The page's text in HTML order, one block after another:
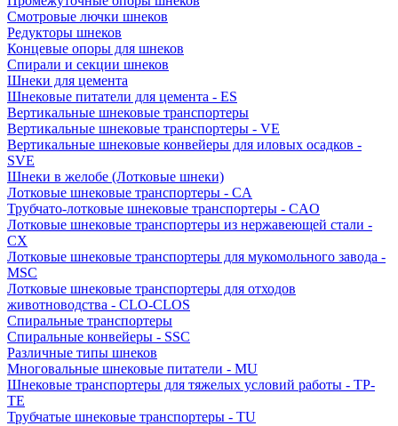
Смотровые лючки шнеков
Редукторы шнеков
Концевые опоры для шнеков
Спирали и секции шнеков
Шнеки для цемента
Шнековые питатели для цемента - ES
Вертикальные шнековые транспортеры
Вертикальные шнековые транспортеры - VE
Вертикальные шнековые конвейеры для иловых осадков -
SVE
Шнеки в желобе (Лотковые шнеки)
Лотковые шнековые транспортеры - CA
Трубчато-лотковые шнековые транспортеры - CAO
Лотковые шнековые транспортеры из нержавеющей стали -
CX
Лотковые шнековые транспортеры для мукомольного завода -
MSC
Лотковые шнековые транспортеры для отходов
животноводства - CLO-CLOS
Спиральные транспортеры
Спиральные конвейеры - SSC
Различные типы шнеков
Многовальные шнековые питатели - MU
Шнековые транспортеры для тяжелых условий работы - TP-
TE
Трубчатые шнековые транспортеры - TU